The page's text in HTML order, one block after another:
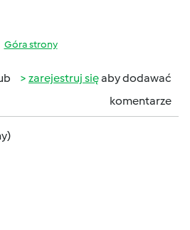
Góra strony
zarejestruj sięaby dodawać
komentarze